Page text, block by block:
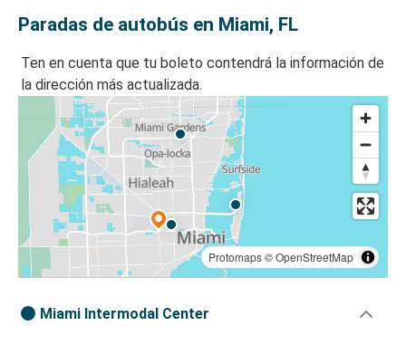
Paradas de autobús en Miami, FL
Ten en cuenta que tu boleto contendrá la información de
la dirección más actualizada.
Protomaps©OpenStreetMap
Miami Intermodal Center